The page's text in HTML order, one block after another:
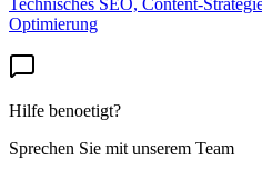
Technisches SEO, Content-
Optimierung
Hilfe benoetigt?
Sprechen Sie mit unserem Team